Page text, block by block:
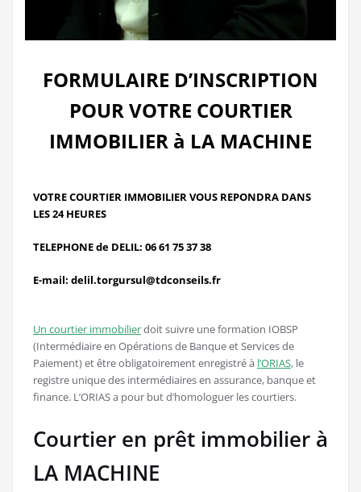
FORMULAIRE D’INSCRIPTION
POUR VOTRE COURTIER
IMMOBILIER à LA MACHINE
VOTRE COURTIER IMMOBILIER VOUS REPONDRA DANS
LES 24 HEURES
TELEPHONE de DELIL: 06 61 75 37 38
E-mail: delil.torgursul@tdconseils.fr
Un courtier immobilierdoit suivre une formation IOBSP
(Intermédiaire en Opérations de Banque et Services de
Paiement) et être obligatoirement enregistré à l’ORIAS, le
registre unique des intermédiaires en assurance, banque et
finance. L’ORIAS a pour but d’homologuer les courtiers.
Courtier en prêt immobilier à
LA MACHINE